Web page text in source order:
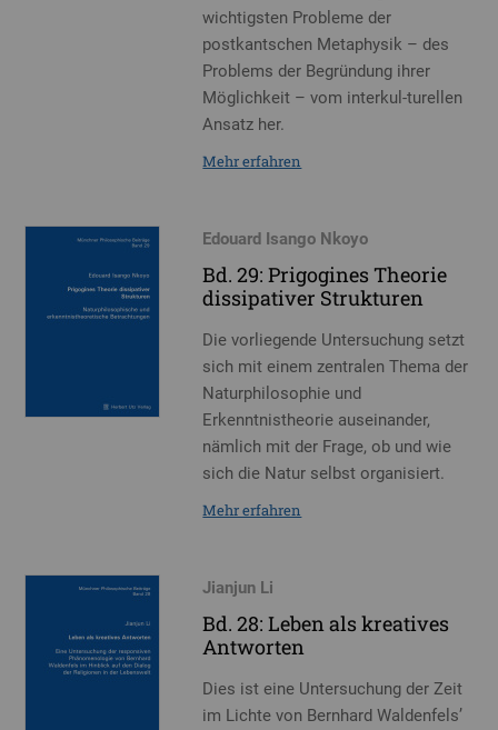
wichtigsten Probleme der
postkantschen Metaphysik – des
Problems der Begründung ihrer
Möglichkeit – vom interkul-turellen
Ansatz her.
Mehr erfahren
Edouard Isango Nkoyo
Bd. 29: Prigogines Theorie
dissipativer Strukturen
Die vorliegende Untersuchung setzt
sich mit einem zentralen Thema der
Naturphilosophie und
Erkenntnistheorie auseinander,
nämlich mit der Frage, ob und wie
sich die Natur selbst organisiert.
Mehr erfahren
Jianjun Li
Bd. 28: Leben als kreatives
Antworten
Dies ist eine Untersuchung der Zeit
im Lichte von Bernhard Waldenfels’